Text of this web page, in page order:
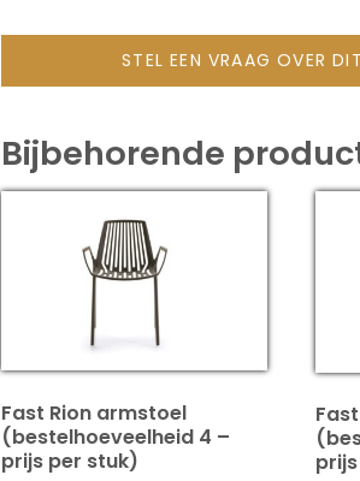
STEL EEN VRAAG OVER
Bijbehorende
Fast Rion armstoel
(bestelhoeveelheid 4 –
prijs per stuk)